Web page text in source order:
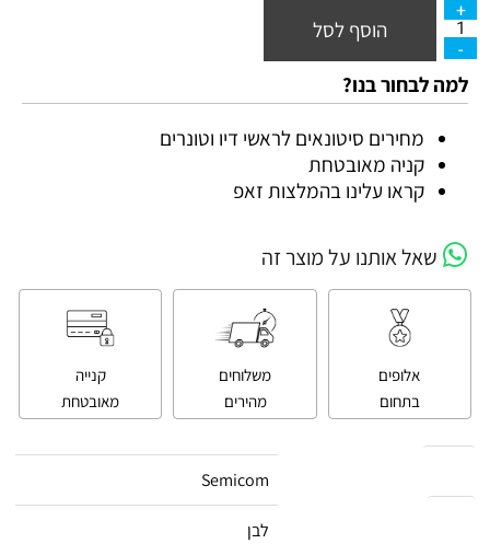
הוסף לסל
למה לבחור בנו?
מחירים סיטונאים לראשי דיו וטונרים
קניה מאובטחת
קראו עלינו בהמלצות זאפ
שאל אותנו על מוצר זה
אלופים
בתחום
משלוחים
מהירים
קנייה
מאובטחת
Semicom
לבן